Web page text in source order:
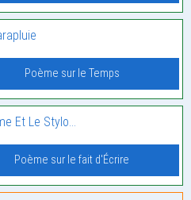
Poème sur le Temps
Et Le Stylo…
Poème sur le fait d'Écrire